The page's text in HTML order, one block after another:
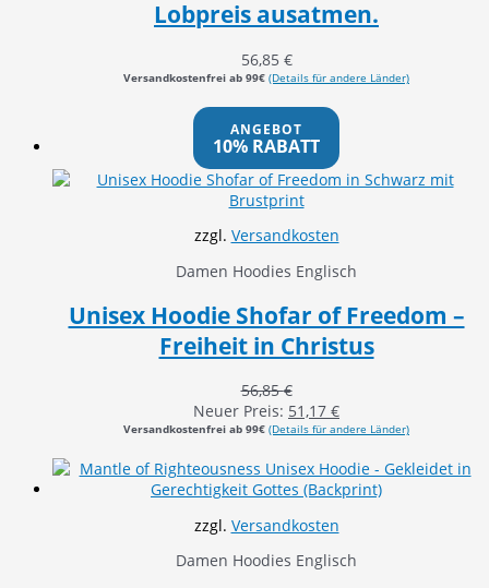
Lobpreis ausatmen.
56,85 €
Versandkostenfrei ab 99€ (Details für andere Länder)
ANGEBOT
10% RABATT
zzgl. Versandkosten
Damen Hoodies Englisch
Unisex Hoodie Shofar of Freedom –
Freiheit in Christus
56,85€
Neuer Preis: 51,17 €
Versandkostenfrei ab 99€ (Details für andere Länder)
zzgl. Versandkosten
Damen Hoodies Englisch